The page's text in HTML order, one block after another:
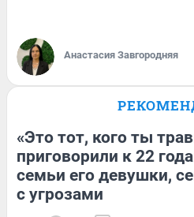
Анастасия Завгородняя
«Это тот, кого ты
приговорили к 22
семьи его девушки,
с угрозами